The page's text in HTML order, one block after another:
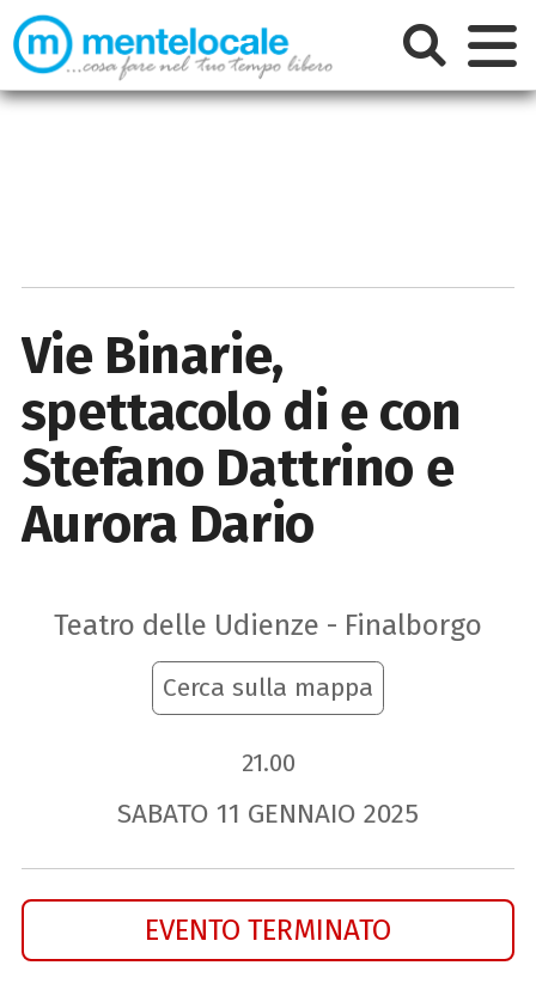
Vie Binarie,
spettacolo di e con
Stefano Dattrino e
Aurora Dario
Teatro delle Udienze - Finalborgo
Cerca sulla mappa
21.00
SABATO 11 GENNAIO 2025
EVENTO TERMINATO